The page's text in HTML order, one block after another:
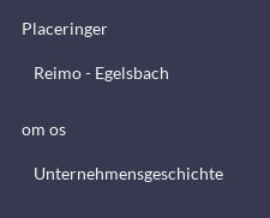
Placeringer
Reimo - Egelsbach
om os
Unternehmensgeschichte